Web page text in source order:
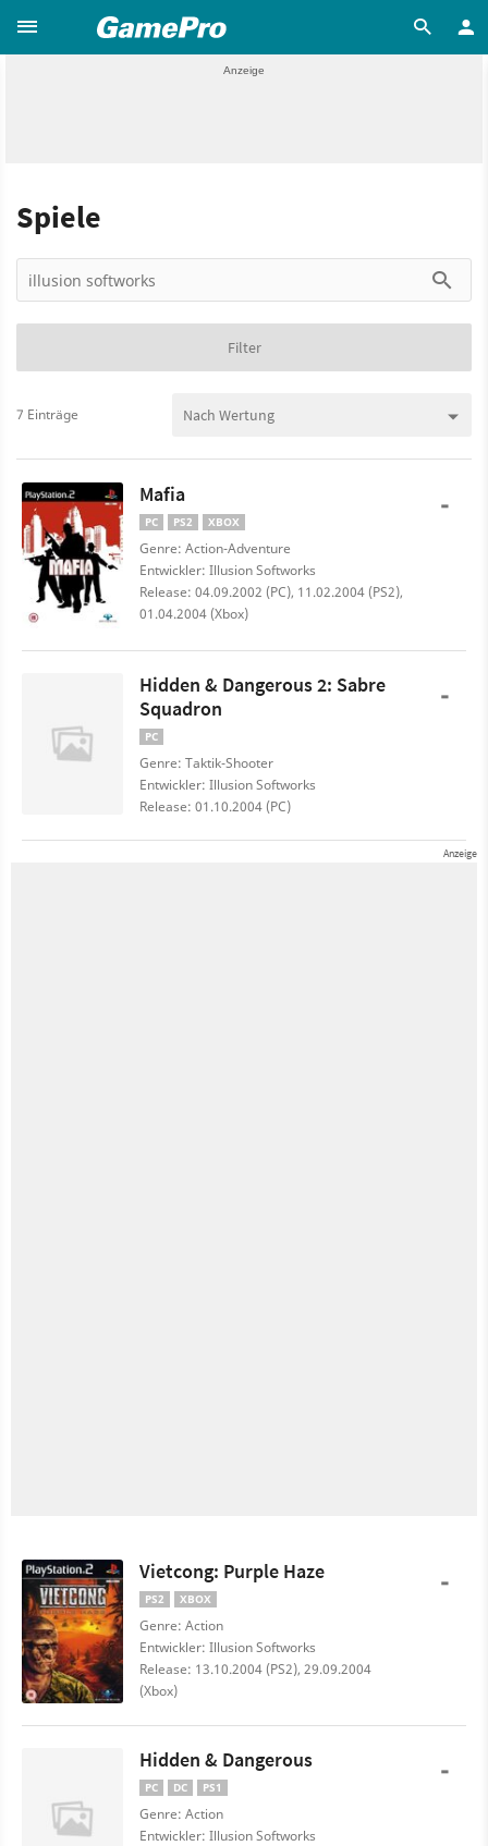
Spiele
Filter
7 Einträge
Mafia
PC PS2 XBOX
Genre: Action-Adventure
Entwickler: Illusion Softworks
Release: 04.09.2002 (PC), 11.02.2004 (PS2),
01.04.2004 (Xbox)
-
Hidden & Dangerous 2: Sabre
Squadron
PC
Genre: Taktik-Shooter
Entwickler: Illusion Softworks
Release: 01.10.2004 (PC)
-
Vietcong: Purple Haze
PS2 XBOX
Genre: Action
Entwickler: Illusion Softworks
Release: 13.10.2004 (PS2), 29.09.2004
(Xbox)
-
Hidden & Dangerous
PC DC PS1
Genre: Action
Entwickler: Illusion Softworks
-